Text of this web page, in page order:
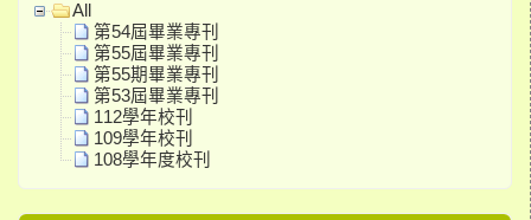
All
第54屆畢業專刊
第55屆畢業專刊
第55期畢業專刊
第53屆畢業專刊
112學年校刊
109學年校刊
108學年度校刊